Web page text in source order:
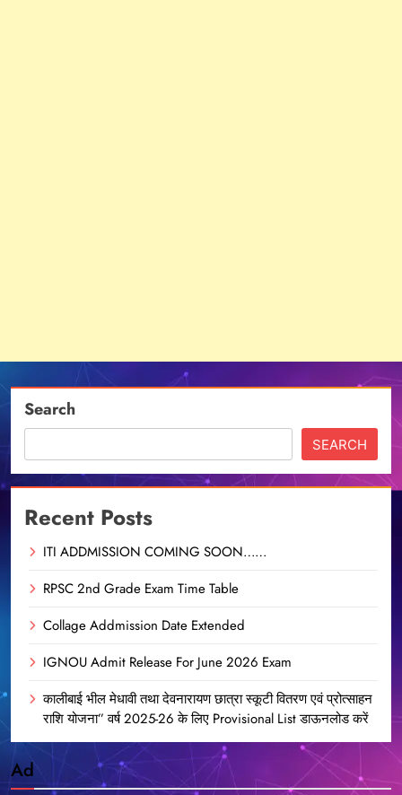
Search
SEARCH
Recent Posts
ITI ADDMISSION COMING SOON……
RPSC 2nd Grade Exam Time Table
Collage Addmission Date Extended
IGNOU Admit Release For June 2026 Exam
कालीबाई भील मेधावी तथा देवनारायण छात्रा स्कूटी वितरण एवं प्रोत्साहन
राशि योजना” वर्ष 2025-26 के लिए Provisional List डाऊनलोड करें
Ad